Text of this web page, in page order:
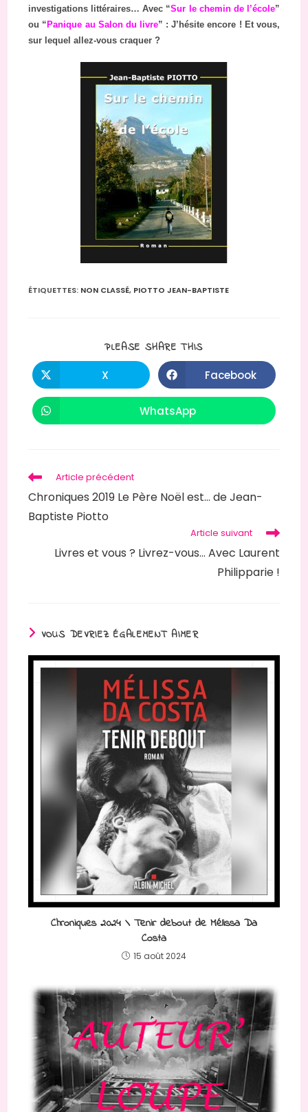
investigations littéraires… Avec “Sur le chemin de l’école”
ou “ Panique au Salon du livre” : J’hésite encore ! Et vous,
sur lequel allez-vous craquer ?
ÉTIQUETTES: NON CLASSÉ, PIOTTO JEAN-BAPTISTE
PLEASE SHARE THISPARTAGER
Ouvrir
dans
une
X Ouvrir
dans
une
Facebook
Ouvrir
dans
WhatsApp
Read
more
articles
Article précédent
Chroniques 2019 Le Père Noël est… de Jean-
Baptiste Piotto
Article suivant
Livres et vous ? Livrez-vous… Avec Laurent
Philipparie !
VOUS DEVRIEZ ÉGALEMENT AIMER
Chroniques 2024 \ Tenir debout de Mélissa Da
Costa
15 août 2024